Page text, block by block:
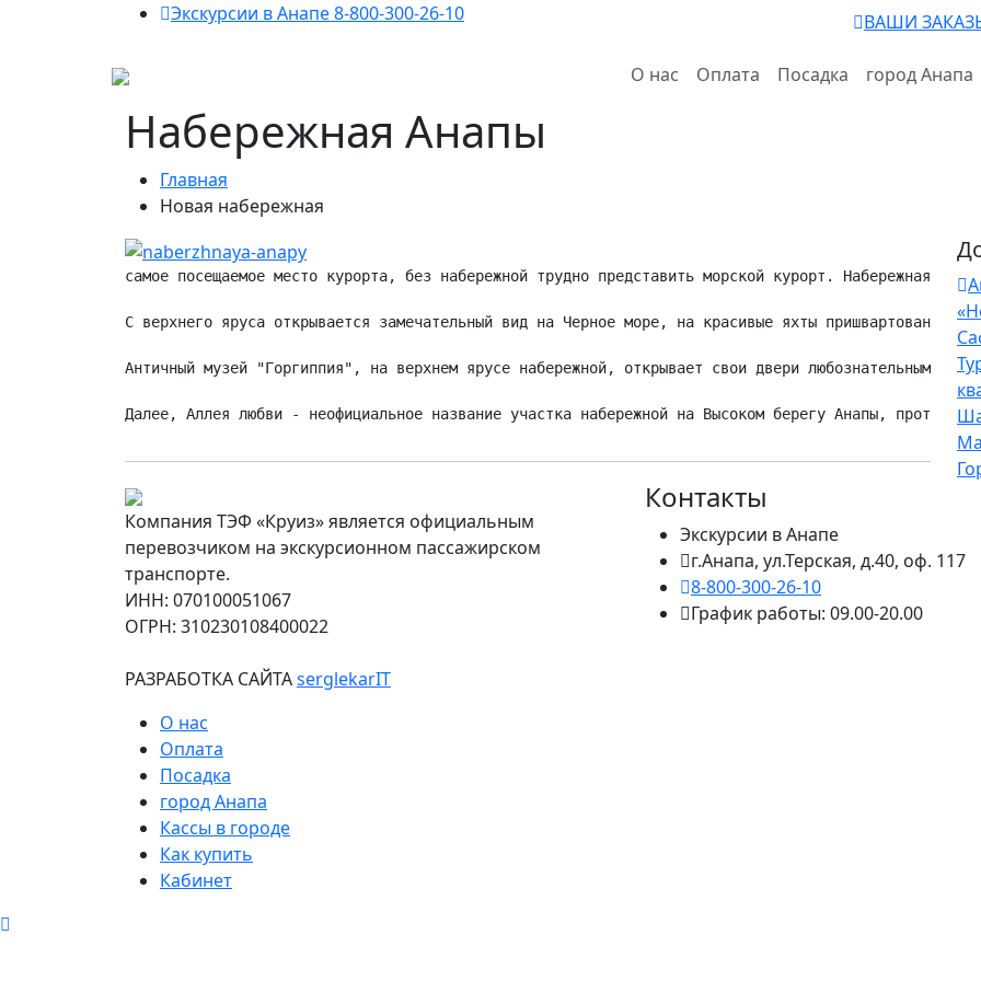
Экскурсии в Анапе 8-800-300-26-10 ВАШИ
О нас Оплата Посадка город Анапа
Набережная Анапы
Главная
Новая набережная
самое посещаемое место курорта, без набережной трудно представить морской курорт. Набережная в
С верхнего яруса открывается замечательный вид на Черное море, на красивые яхты
Античный музей "Горгиппия", на верхнем ярусе набережной, открывает свои двери любознательным
Далее, Аллея любви - неофициальное название участка набережной на Высоком берегу Анапы,
Компания ТЭФ «Круиз» является официальным
перевозчиком на экскурсионном пассажирском
транспорте.
ИНН: 070100051067
ОГРН: 310230108400022
РАЗРАБОТКА САЙТАserglekarIT
Контакты
Экскурсии в Анапе
г.Анапа, ул.Терская, д.40, оф. 117
8-800-300-26-10
График работы: 09.00-20.00
О нас
Оплата
Посадка
город Анапа
Кассы в городе
Как купить
Кабинет